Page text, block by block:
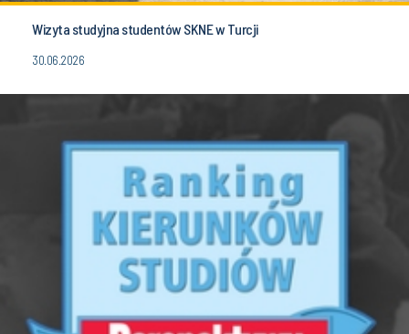
Wizyta studyjna studentów SKNE w Turcji
30.06.2026